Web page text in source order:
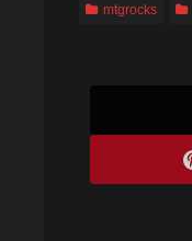
mtgrocks